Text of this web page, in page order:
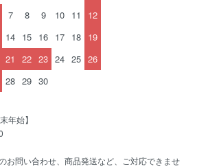
7 8 9 10 11
12
14 15 16 17 18 19
21 22 23 24 25 26
28 29 30
年始】
お問い合わせ、商品発送など、ご対応できませ